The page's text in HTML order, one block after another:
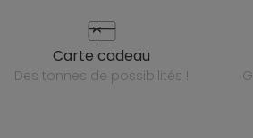
carte cadeau
des tonnes de possibilités !